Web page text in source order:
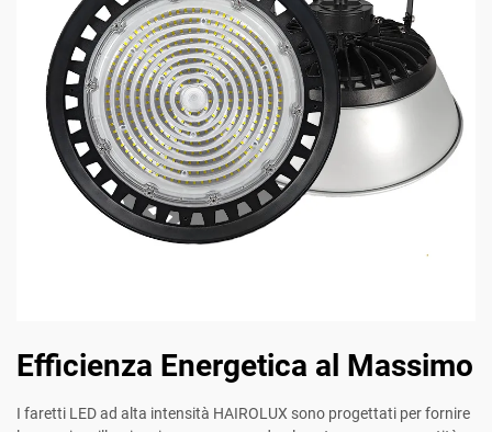
Efficienza Energetica al Massimo
I faretti LED ad alta intensità HAIROLUX sono progettati per fornire